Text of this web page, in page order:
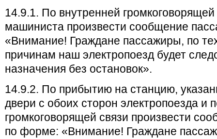
14.9.1. По внутренней
машиниста произвести сообщение
«Внимание! Граждане пассажиры, по
причинам наш электропоезд будет
назначения без остановок».
14.9.2. По прибытию на станцию,
двери с обоих сторон электропоезда и
громкоговорящей связи произвести
по форме: «Внимание! Граждане